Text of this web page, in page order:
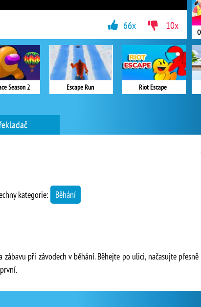
Season 2 Escape Run Riot Escape
66x 10x
kategorie: Běhání
při závodech v běhání. Běhejte po ulici, načasujte